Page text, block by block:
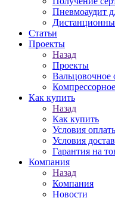
Пневмоаудит
Статьи
Проекты
Назад
Проекты
Вальцовочное
Как купить
Назад
Как купить
Условия
Условия
Гарантия на
Компания
Назад
Компания
Новости